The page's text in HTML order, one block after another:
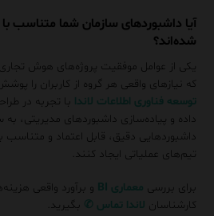
آیا داشبوردهای سازمان شما متناسب
شده‌اند؟
یکی از عوامل موفقیت پروژه‌های هوش
که نیازهای واقعی هر گروه از کاربران را
توسعه فناوری اطلاعات لاندا
داده و پیاده‌سازی داشبوردهای مدیریتی،
داشبوردهایی دقیق، قابل اعتماد و متناسب
تیم‌های عملیاتی ایجاد کنند.
برای بررسی معماری BI
و برآورد واقعی
کارشناسان لاندا تماس ✆ بگیرید.